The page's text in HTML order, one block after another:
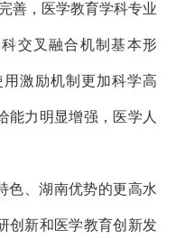
善，医学教育学科专业
交叉融合机制基本形
激励机制更加科学高
能力明显增强，医学人
色、湖南优势的更高水
创新和医学教育创新发